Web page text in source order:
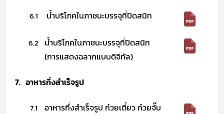
6.1 ​น้ำบริโภคในภาชนะบรรจุที่ปิดสนิท
6.2
น้ำบริโภคในภาชนะบรรจุที่ปิดสนิท
(การแสดงฉลากแบบดิจิทัล)
7. อาหารกึ่งสำเร็จรูป​ ​
7.1 อาหารกึ่งสำเร็จรูป ก๋วยเตี๋ยว ก๋วยจั๊บ